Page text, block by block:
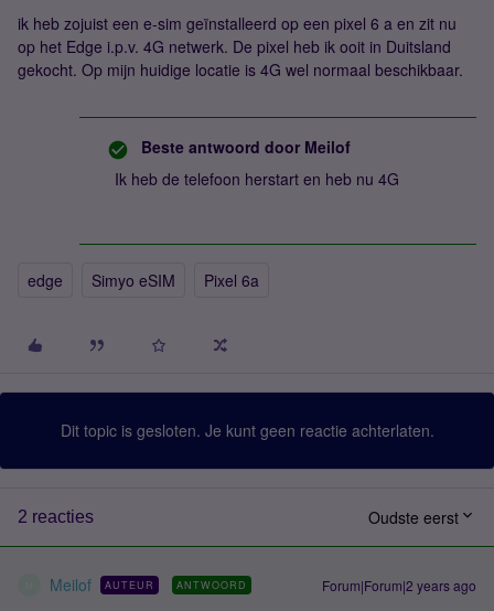
ik heb zojuist een e-sim geïnstalleerd op een pixel 6 a en zit nu
op het Edge i.p.v. 4G netwerk. De pixel heb ik ooit in Duitsland
gekocht. Op mijn huidige locatie is 4G wel normaal beschikbaar.
Beste antwoord door Meilof
Ik heb de telefoon herstart en heb nu 4G
edge Simyo eSIM Pixel 6a
Dit topic is gesloten. Je kunt geen reactie achterlaten.
2 reacties Oudste eerst
Meilof AUTEUR ANTWOORD Forum|Forum|2 years ago